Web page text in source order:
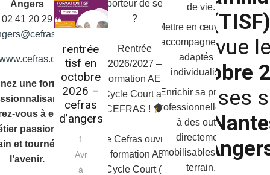
Angers
41 20 29 90
une formation
et
vous à exercer
passionnant,
et tourné vers
l’avenir.
de vie.
Mettre en œuvre des
accompagnements
adaptés et
individualisés.
Enrichir sa pratique
professionnelle grâce
à des outils
directement
mobilisables sur le
terrain.
(TISF)
prévue
octobre
sur ses
de
et porteur de sens
?
Rentrée
2026/2027 –
Formation AES
Cycle Court au
CEFRAS !
Le Cefras ouvre
sa formation AES
– Cycle Court (10
rentrée
tisf en
octobre
2026 –
cefras
d’angers
1
Avr
à